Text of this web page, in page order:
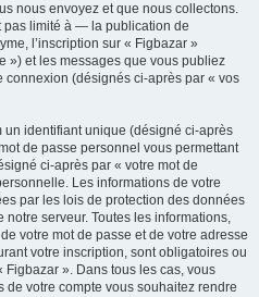
nous envoyez et que nous collectons.
pas limité à — la publication de
l’inscription sur « Figbazar »
») et les messages que vous publiez
connexion (désignés ci-après par « vos
un identifiant unique (désigné ci-après
de passe personnel vous permettant
ci-après par « votre mot de
Les informations de votre
par les lois de protection des données
serveur. Toutes les informations,
votre mot de passe et de votre adresse
votre inscription, sont obligatoires ou
». Dans tous les cas, vous
votre compte vous souhaitez rendre